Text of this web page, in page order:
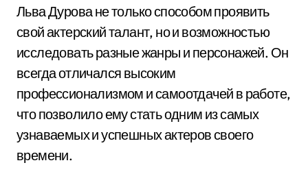
Льва Дурова не только способом проявить
свой актерский талант, но и возможностью
исследовать разные жанры и персонажей. Он
всегда отличался высоким
профессионализмом и самоотдачей в работе,
что позволило ему стать одним из самых
узнаваемых и успешных актеров своего
времени.